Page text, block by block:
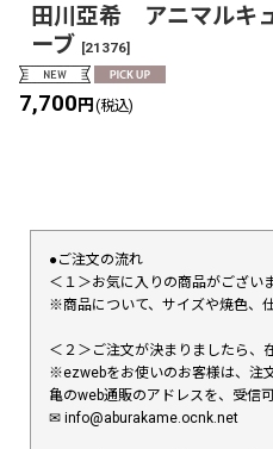
田川亞希 アニマルキ
ーブ [21376]
7,700円 (税込)
●ご注文の流れ
＜１＞お気に入りの商品がござい
※商品について、サイズや焼色、
＜２＞ご注文が決まりましたら、
※ezwebをお使いのお客様は、注
亀のweb通販のアドレスを、受信
✉︎ info@aburakame.ocnk.net